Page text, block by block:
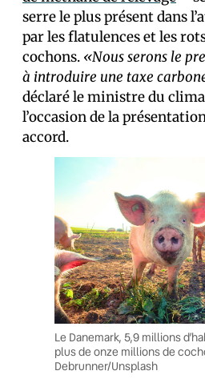
serre le plus présent dans
par les flatulences et les
cochons. «Nous serons le
à introduire une taxe
déclaré le ministre du
l’occasion de la
accord.
Le Danemark, 5,9 millions
plus de onze millions de
Debrunner/Unsplash